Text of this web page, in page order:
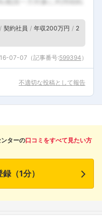
契約社員 年収200万円
2
07-07 （記事番号:599394 ）
不適切な投稿として報告
ターの口コミをすべて見たい方
（1分）